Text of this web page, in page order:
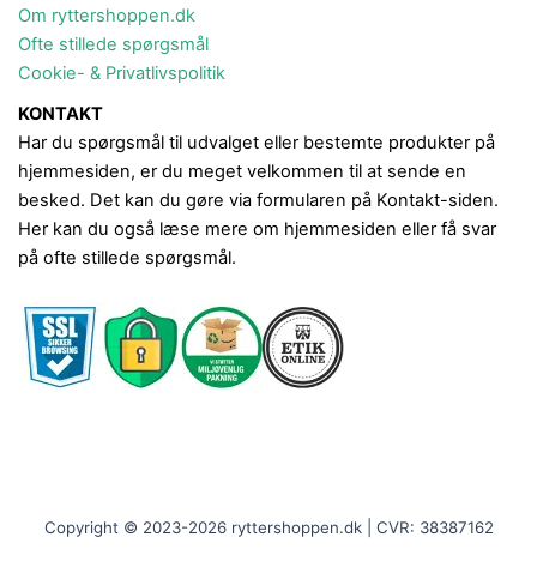
Om ryttershoppen.dk
Ofte stillede spørgsmål
Cookie- & Privatlivspolitik
KONTAKT
Har du spørgsmål til udvalget eller bestemte produkter på
hjemmesiden, er du meget velkommen til at sende en
besked. Det kan du gøre via formularen på Kontakt-siden.
Her kan du også læse mere om hjemmesiden eller få svar
på ofte stillede spørgsmål.
Copyright © 2023-2026 ryttershoppen.dk | CVR: 38387162